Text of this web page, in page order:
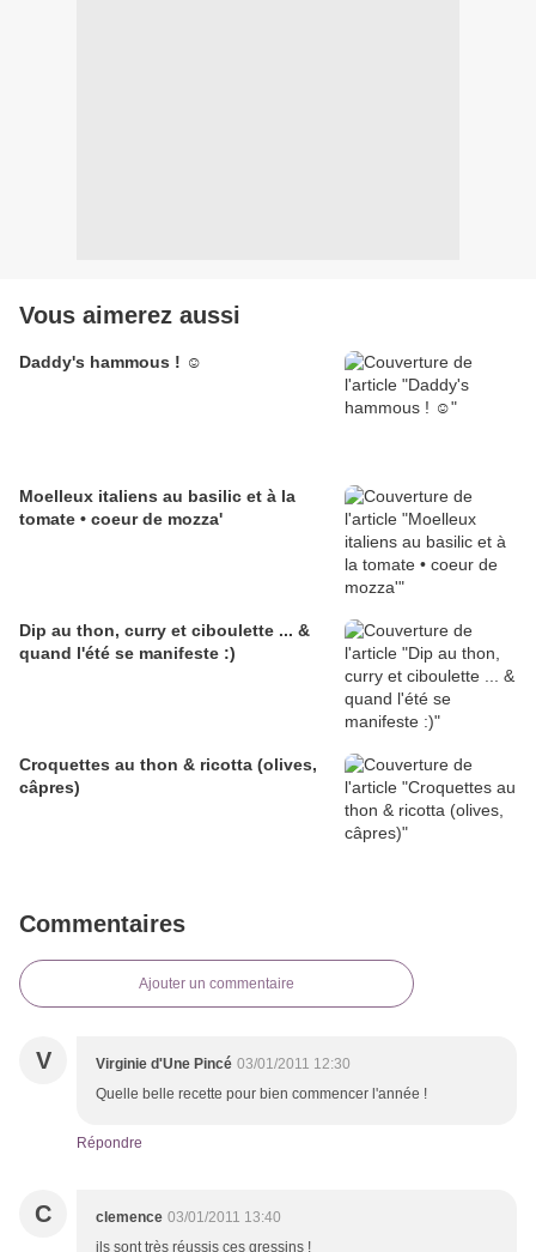
Vous aimerez aussi
Daddy's hammous ! ☺
Moelleux italiens au basilic et à la
tomate • coeur de mozza'
Dip au thon, curry et ciboulette ... &
quand l'été se manifeste :)
Croquettes au thon & ricotta (olives,
câpres)
Commentaires
Ajouter un commentaire
V Virginie d'Une Pincé 03/01/2011 12:30
Quelle belle recette pour bien commencer l'année !
Répondre
C clemence 03/01/2011 13:40
ils sont très réussis ces gressins !